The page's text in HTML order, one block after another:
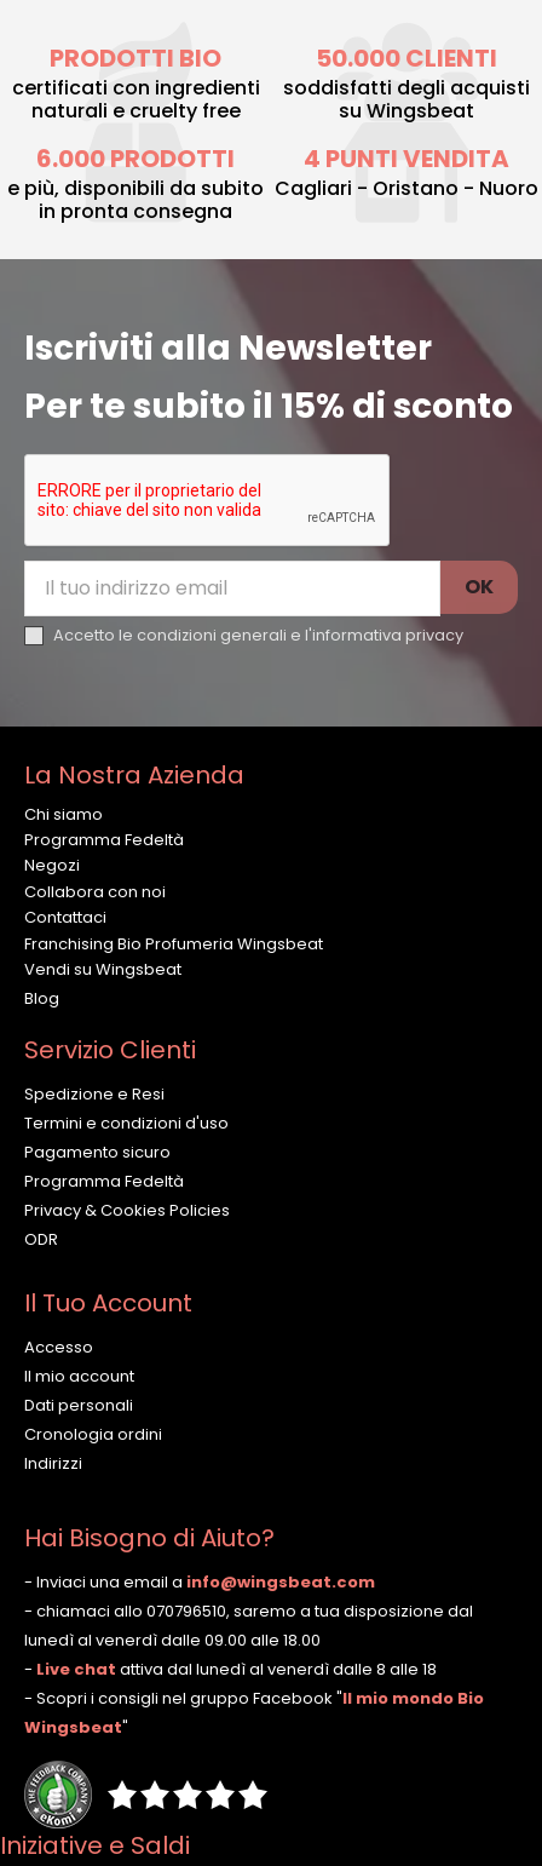
PRODOTTI BIO
certificati con ingredienti
naturali e cruelty free
50.000 CLIENTI
soddisfatti degli acquisti
su Wingsbeat
6.000 PRODOTTI
e più, disponibili da subito
in pronta consegna
4 PUNTI VENDITA
Cagliari - Oristano - Nuoro
Iscriviti alla Newsletter
Per te subito il 15% di sconto
Accetto le condizioni generali e l'informativa privacy
La Nostra Azienda
Chi siamo
Programma Fedeltà
Negozi
Collabora con noi
Contattaci
Franchising Bio Profumeria Wingsbeat
Vendi su Wingsbeat
Blog
Servizio Clienti
Spedizione e Resi
Termini e condizioni d'uso
Pagamento sicuro
Programma Fedeltà
Privacy & Cookies Policies
ODR
Il Tuo Account
Accesso
Il mio account
Dati personali
Cronologia ordini
Indirizzi
Hai Bisogno di Aiuto?
- Inviaci una email a info@wingsbeat.com
- chiamaci allo 070796510, saremo a tua disposizione dal
lunedì al venerdì dalle 09.00 alle 18.00
- Live chat attiva dal lunedì al venerdì dalle 8 alle 18
- Scopri i consigli nel gruppo Facebook "Il mio mondo Bio
Wingsbeat"
Iniziative e Saldi